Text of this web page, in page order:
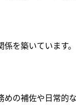
を築いています
の補佐や日常的